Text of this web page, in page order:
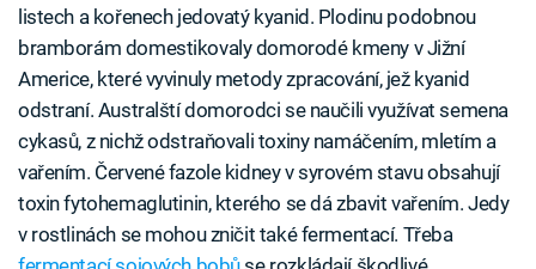
listech a kořenech jedovatý kyanid. Plodinu podobnou
bramborám domestikovaly domorodé kmeny v Jižní
Americe, které vyvinuly metody zpracování, jež kyanid
odstraní. Australští domorodci se naučili využívat semena
cykasů, z nichž odstraňovali toxiny namáčením, mletím a
vařením. Červené fazole kidney v syrovém stavu obsahují
toxin fytohemaglutinin, kterého se dá zbavit vařením. Jedy
v rostlinách se mohou zničit také fermentací. Třeba